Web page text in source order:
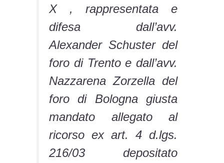
X , rappresentata e
difesa dall’avv.
Alexander Schuster del
foro di Trento e dall’avv.
Nazzarena Zorzella del
foro di Bologna giusta
mandato allegato al
ricorso ex art. 4 d.lgs.
216/03 depositato